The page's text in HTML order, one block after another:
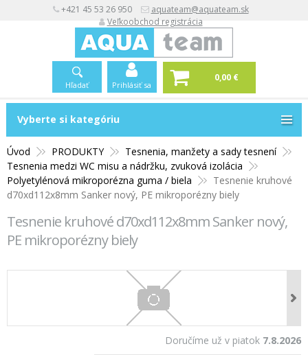
+421 45 53 26 950
aquateam@aquateam.sk
Veľkoobchod registrácia
Hľadať Prihlásiť sa
0,00 €
Vyberte si kategóriu
Úvod PRODUKTY
Tesnenia, manžety a sady tesnení
Tesnenia medzi WC misu a nádržku, zvuková izolácia
Polyetylénová mikroporézna guma / biela
Tesnenie kruhové
d70xd112x8mm Sanker nový, PE mikroporézny biely
Tesnenie kruhové d70xd112x8mm Sanker nový,
PE mikroporézny biely
Doručíme už v piatok 7.8.2026
Vyberte si kategóriu